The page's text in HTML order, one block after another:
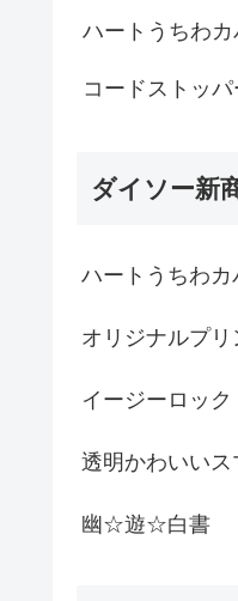
ハートうちわカ
コードストッパ
ダイソー新
ハートうちわカ
オリジナルプ
イージーロック
透明かわいいス
幽☆遊☆白書